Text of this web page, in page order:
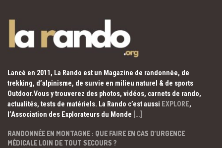
Lancé en 2011, La Rando est un Magazine de randonnée, de
trekking, d’alpinisme, de survie en milieu naturel & de sports
Outdoor.Vous y trouverez des photos, vidéos, carnets de rando,
actualités, tests de matériels. La Rando c’est aussi EXPLORE,
l’Association des Explorateurs du Monde […]
RANDONNÉE EN MONTAGNE : QUE FAIRE EN CAS D’URGENCE
MÉDICALE LOIN DE TOUT SECOURS ?